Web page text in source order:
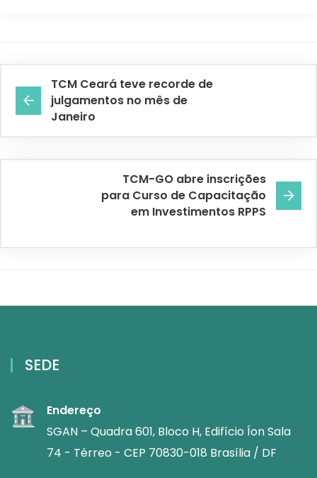
TCM Ceará teve recorde de
julgamentos no mês de
Janeiro
TCM-GO abre inscrições
para Curso de Capacitação
em Investimentos RPPS
SEDE
Endereço
SGAN – Quadra 601, Bloco H, Edifício Íon Sala
74 - Térreo - CEP 70830-018 Brasília / DF